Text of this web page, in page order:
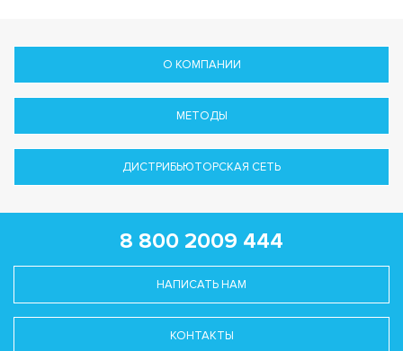
О КОМПАНИИ
МЕТОДЫ
ДИСТРИБЬЮТОРСКАЯ СЕТЬ
8 800 2009 444
НАПИСАТЬ НАМ
КОНТАКТЫ